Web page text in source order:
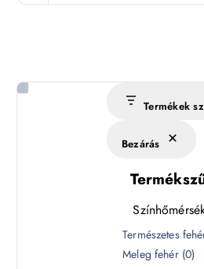
Termékek
Bezárás
Természetes
Meleg fehér (0)